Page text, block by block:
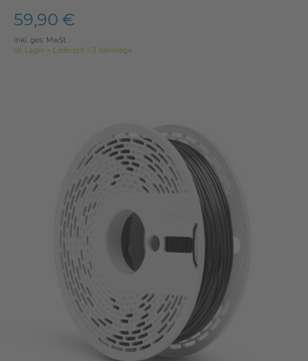
59,90 €
inkl. ges. MwSt.
ab Lager > Lieferzeit 1-3 Werktage